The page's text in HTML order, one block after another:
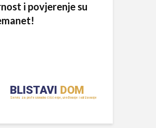
i povjerenje su